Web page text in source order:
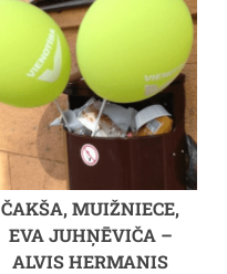
ČAKŠA, MUIŽNIECE,
EVA JUHŅĒVIČA –
ALVIS HERMANIS